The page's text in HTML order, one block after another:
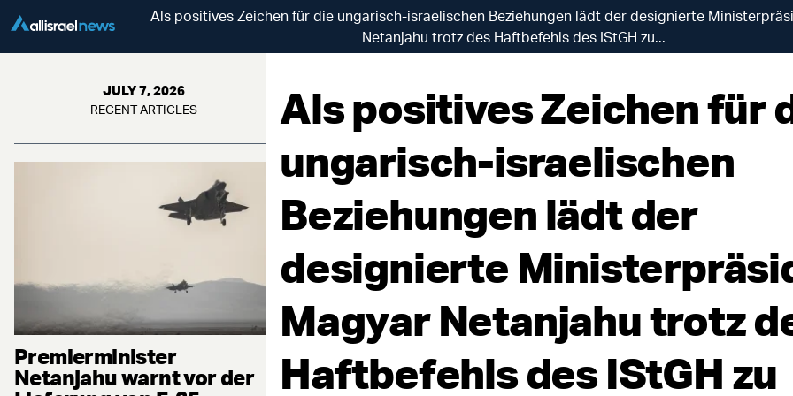
Als positives Zeichen für die ungarisch-israelischen Beziehungen lädt der designierte
Netanjahu trotz des Haftbefehls des IStGH zu...
JULY 7, 2026
RECENT ARTICLES
Premierminister
Netanjahu warnt vor der
Als positives Zeichen für
ungarisch-israelischen
Beziehungen lädt der
designierte
Magyar Netanjahu trotz
Haftbefehls des IStGH zu